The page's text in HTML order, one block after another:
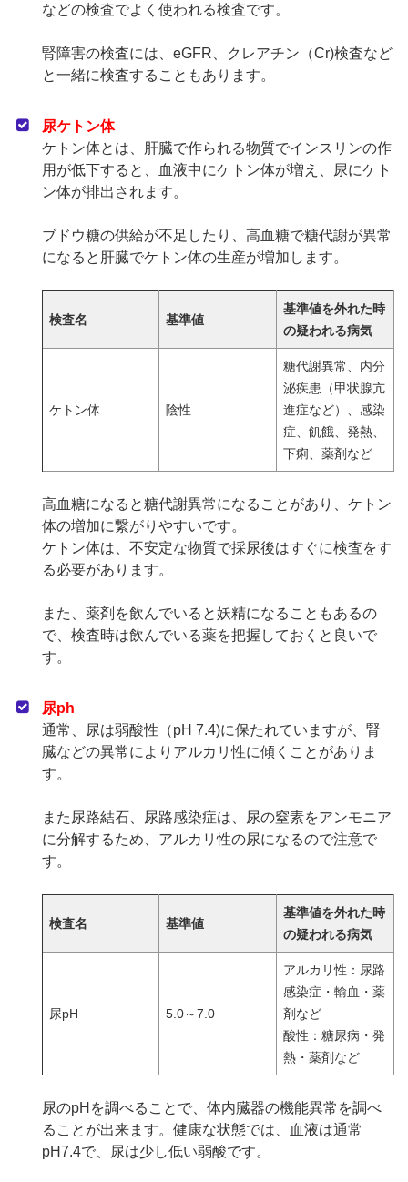
などの検査でよく使われる検査です。
腎障害の検査には、eGFR、クレアチン（Cr)検査など
と一緒に検査することもあります。
尿ケトン体
ケトン体とは、肝臓で作られる物質でインスリンの作
用が低下すると、血液中にケトン体が増え、尿にケト
ン体が排出されます。
ブドウ糖の供給が不足したり、高血糖で糖代謝が異常
になると肝臓でケトン体の生産が増加します。
検査名 基準値
基準値を外れた時
の疑われる病気
ケトン体 陰性
糖代謝異常、内分
泌疾患（甲状腺亢
進症など）、感染
症、飢餓、発熱、
下痢、薬剤など
高血糖になると糖代謝異常になることがあり、ケトン
体の増加に繋がりやすいです。
ケトン体は、不安定な物質で採尿後はすぐに検査をす
る必要があります。
また、薬剤を飲んでいると妖精になることもあるの
で、検査時は飲んでいる薬を把握しておくと良いで
す。
尿ph
通常、尿は弱酸性（pH 7.4)に保たれていますが、腎
臓などの異常によりアルカリ性に傾くことがありま
す。
また尿路結石、尿路感染症は、尿の窒素をアンモニア
に分解するため、アルカリ性の尿になるので注意で
す。
検査名 基準値
基準値を外れた時
の疑われる病気
尿pH 5.0～7.0
アルカリ性：尿路
感染症・輸血・薬
剤など
酸性：糖尿病・発
熱・薬剤など
尿のpHを調べることで、体内臓器の機能異常を調べ
ることが出来ます。健康な状態では、血液は通常
pH7.4で、尿は少し低い弱酸です。